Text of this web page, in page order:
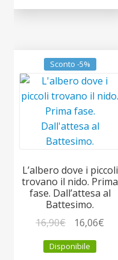
Sconto -5%
L’albero dove i piccoli
trovano il nido. Prima
fase. Dall’attesa al
Battesimo.
16,90€
prezzo
originale
16,06€
Disponibile